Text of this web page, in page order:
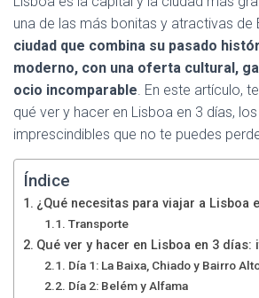
una de las más bonitas y atractivas de
ciudad que combina su pasado
moderno, con una oferta cultural,
ocio incomparable. En este artículo,
qué ver y hacer en Lisboa en 3 días,
imprescindibles que no te puedes
Índice
¿Qué necesitas para viajar a Lisboa
Transporte
Qué ver y hacer en Lisboa en 3 días:
Día 1: La Baixa, Chiado y Bairro
Día 2: Belém y Alfama